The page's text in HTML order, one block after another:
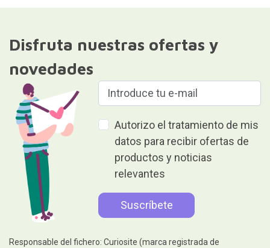
Disfruta nuestras ofertas y
novedades
Autorizo el tratamiento de mis
datos para recibir ofertas de
productos y noticias
relevantes
Responsable del fichero: Curiosite (marca registrada de